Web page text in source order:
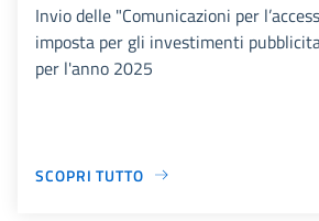
Invio delle "Comunicazioni per
imposta per gli investimenti
per l'anno 2025
SCOPRI TUTTO